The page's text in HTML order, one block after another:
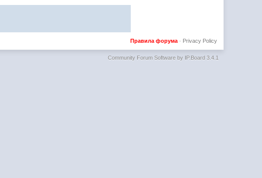
Privacy Policy
Правила форума·
Community Forum Software by IP.Board 3.4.1